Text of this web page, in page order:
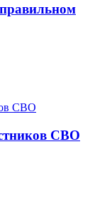
СВО